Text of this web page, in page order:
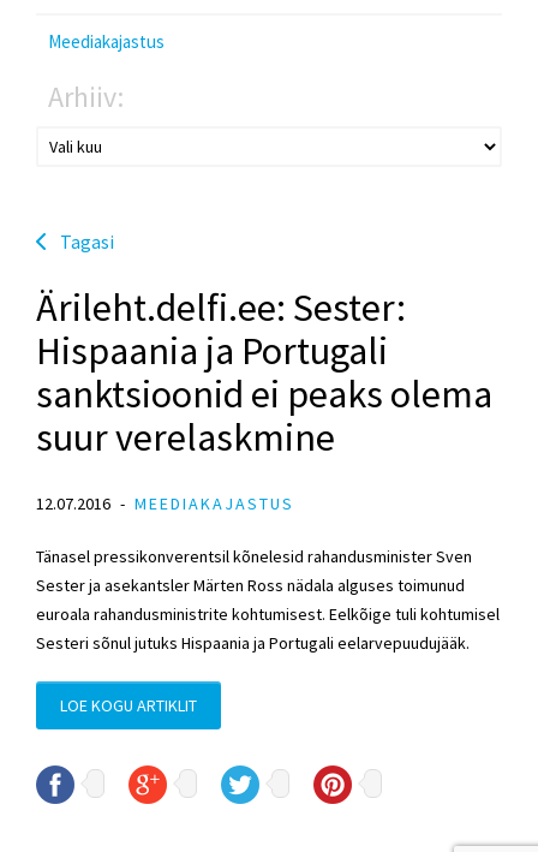
Meediakajastus
Arhiiv:
Tagasi
Ärileht.delfi.ee: Sester:
Hispaania ja Portugali
sanktsioonid ei peaks olema
suur verelaskmine
12.07.2016 MEEDIAKAJASTUS
Tänasel pressikonverentsil kõnelesid rahandusminister Sven
Sester ja asekantsler Märten Ross nädala alguses toimunud
euroala rahandusministrite kohtumisest. Eelkõige tuli kohtumisel
Sesteri sõnul jutuks Hispaania ja Portugali eelarvepuudujääk.
LOE KOGU ARTIKLIT